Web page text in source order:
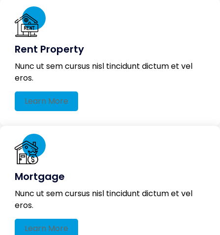
Rent Property
Nunc ut sem cursus nisl tincidunt dictum et vel
eros.
Learn More
Mortgage
Nunc ut sem cursus nisl tincidunt dictum et vel
eros.
Learn More